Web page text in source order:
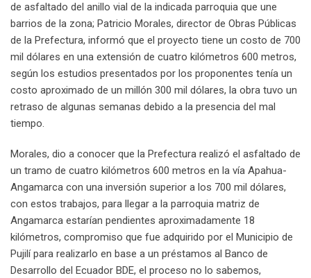
de asfaltado del anillo vial de la indicada parroquia que une
barrios de la zona; Patricio Morales, director de Obras Públicas
de la Prefectura, informó que el proyecto tiene un costo de 700
mil dólares en una extensión de cuatro kilómetros 600 metros,
según los estudios presentados por los proponentes tenía un
costo aproximado de un millón 300 mil dólares, la obra tuvo un
retraso de algunas semanas debido a la presencia del mal
tiempo.
Morales, dio a conocer que la Prefectura realizó el asfaltado de
un tramo de cuatro kilómetros 600 metros en la vía Apahua-
Angamarca con una inversión superior a los 700 mil dólares,
con estos trabajos, para llegar a la parroquia matriz de
Angamarca estarían pendientes aproximadamente 18
kilómetros, compromiso que fue adquirido por el Municipio de
Pujilí para realizarlo en base a un préstamos al Banco de
Desarrollo del Ecuador BDE, el proceso no lo sabemos,